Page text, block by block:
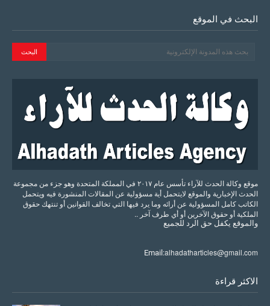
البحث في الموقع
موقع وكالة الحدث للآراء تأسس عام ٢٠١٧ في المملكة المتحدة وهو جزء من مجموعة
الحدث الإخبارية والموقع لايتحمل أية مسؤولية عن المقالات المنشورة فيه ويتحمل
الكاتب كامل المسؤولية عن أرائه وما يرد فيها التي تخالف القوانين أو تنتهك حقوق
الملكية أو حقوق الآخرين أو أي طرف آخر ..
والموقع يكفل حق الرد للجميع
Email:alhadatharticles@gmail.com
الاكثر قراءة